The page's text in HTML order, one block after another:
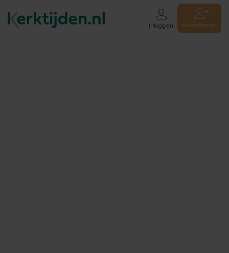
Inloggen Registreren